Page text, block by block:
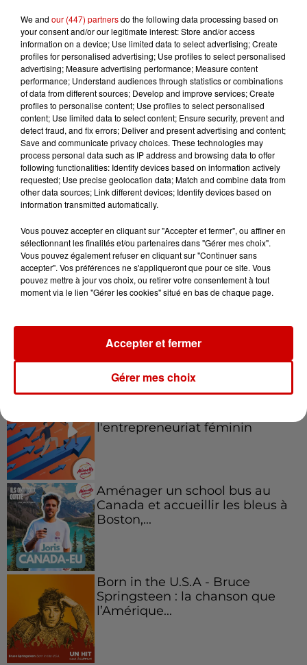
Gagnez vos entrées pour le
Musée du Sport Automobile au
Mans !
Alouette vous invite à
Futuroscope Xperiences !
Le Duel - Gagnez votre balade
en jet ski !
Podcasts Voir plus
Kelly Massol, figure
l'entrepreneuriat féminin
Aménager un school bus au
Canada et accueillir les bleus à
Boston,...
Born in the U.S.A - Bruce
Springsteen : la chanson que
l’Amérique...
We and our (447) partnersdo the following data processing based on
your consent and/or our legitimate interest: Store and/or access
information on a device; Use limited data to select advertising; Create
profiles for personalised advertising; Use profiles to select personalised
advertising; Measure advertising performance; Measure content
performance; Understand audiences through statistics or combinations
of data from different sources; Develop and improve services; Create
profiles to personalise content; Use profiles to select personalised
content; Use limited data to select content; Ensure security, prevent and
detect fraud, and fix errors; Deliver and present advertising and content;
Save and communicate privacy choices. These technologies may
process personal data such as IP address and browsing data to offer
following functionalities: Identify devices based on information actively
requested; Use precise geolocation data; Match and combine data from
other data sources; Link different devices; Identify devices based on
information transmitted automatically.
Vous pouvez accepter en cliquant sur "Accepter et fermer", ou affiner en
sélectionnant les finalités et/ou partenaires dans "Gérer mes choix".
Vous pouvez également refuser en cliquant sur "Continuer sans
accepter". Vos préférences ne s'appliqueront que pour ce site. Vous
pouvez mettre à jour vos choix, ou retirer votre consentement à tout
moment via le lien "Gérer les cookies" situé en bas de chaque page.
Gérer mes choix
Accepter et fermer